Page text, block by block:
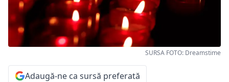
SURSA FOTO: Dreamstime
Adaugă-ne ca sursă preferată